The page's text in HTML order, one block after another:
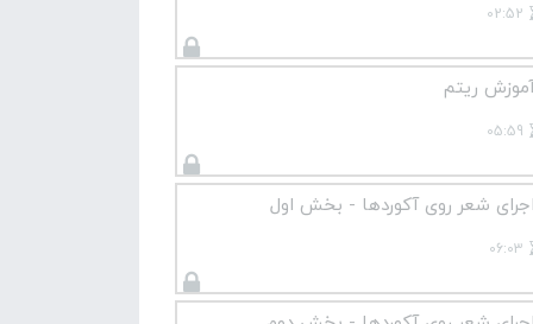
02:52
ریتم
05:59
اجرای شعر روی آکوردها - بخش اول
06:03